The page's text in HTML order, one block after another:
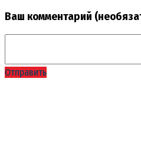
Ваш комментарий
Отправить